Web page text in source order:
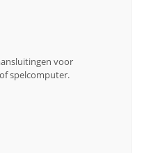
voor
spelcomputer.